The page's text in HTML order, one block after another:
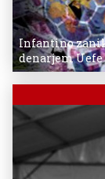
Infantino
denarjem Uefe